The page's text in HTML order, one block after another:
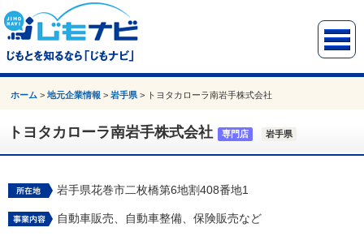
ホーム >地元企業情報 >岩手県 > トヨタカローラ南岩手株式会社
トヨタカローラ南岩手株式会社 専門店 岩手県
岩手県花巻市二枚橋第6地割408番地1
自動車販売、自動車整備、保険販売など